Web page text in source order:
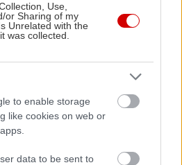
Use,
or Sharing of my
Unrelated with the
was collected.
to enable storage
like cookies on web or
data to be sent to